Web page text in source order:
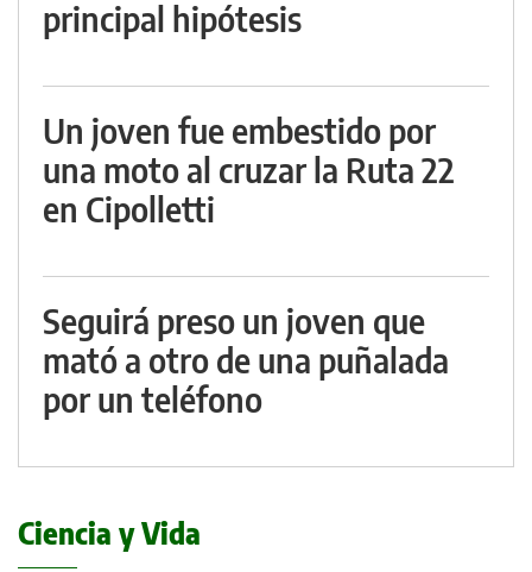
principal hipótesis
Un joven fue embestido por
una moto al cruzar la Ruta 22
en Cipolletti
Seguirá preso un joven que
mató a otro de una puñalada
por un teléfono
Ciencia y Vida